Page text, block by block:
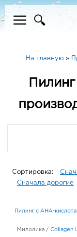
На главную»
Сортировка:
Сначала дорогие
Пилинг с AHA-
Милолика / Collagen